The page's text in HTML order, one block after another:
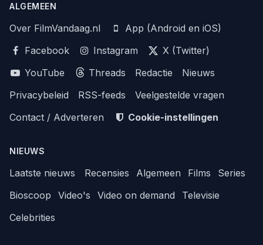
ALGEMEEN
Over FilmVandaag.nl
App (Android en iOS)
Facebook
Instagram
X (Twitter)
YouTube
Threads Redactie
Nieuws
Privacybeleid
RSS-feeds
Veelgestelde vragen
Contact / Adverteren
Cookie-instellingen
NIEUWS
Laatste nieuws Recensies Algemeen Films
Series
Bioscoop
Video's Video on demand
Televisie
Celebrities